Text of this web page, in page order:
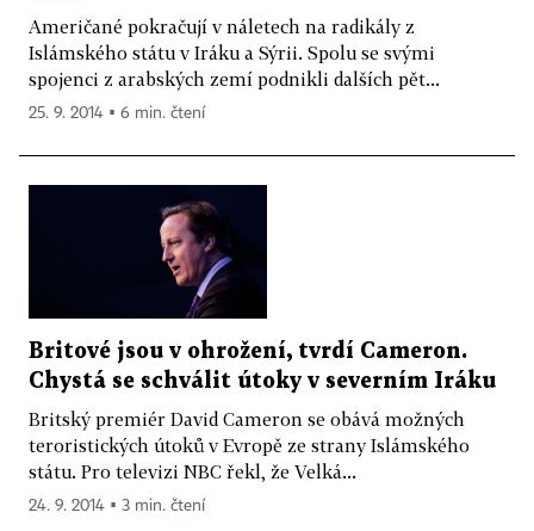
Američané pokračují v náletech na radikály z
Islámského státu v Iráku a Sýrii. Spolu se svými
spojenci z arabských zemí podnikli dalších pět...
25. 9. 2014 ▪ 6 min. čtení
Britové jsou v ohrožení, tvrdí Cameron.
Chystá se schválit útoky v severním Iráku
Britský premiér David Cameron se obává možných
teroristických útoků v Evropě ze strany Islámského
státu. Pro televizi NBC řekl, že Velká...
24. 9. 2014 ▪ 3 min. čtení